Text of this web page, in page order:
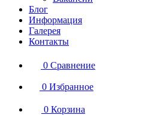
Блог
Информация
Галерея
Контакты
0 Сравнение
0 Избранное
0 Корзина